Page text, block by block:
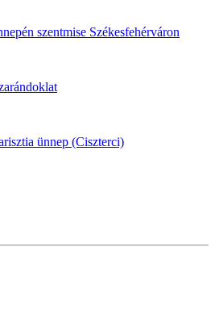
szentmise Székesfehérváron
ünnep (Ciszterci)